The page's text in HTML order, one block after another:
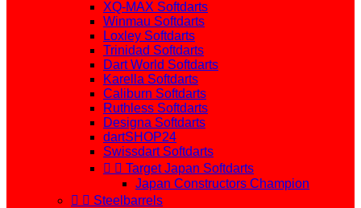
XQ-MAX Softdarts
Winmau Softdarts
Loxley Softdarts
Trinidad Softdarts
Dart World Softdarts
Karella Softdarts
Caliburn Softdarts
Ruthless Softdarts
Designa Softdarts
dartSHOP24
Swissdart Softdarts
  Target Japan Softdarts
Japan Constructors Champion
  Steelbarrels